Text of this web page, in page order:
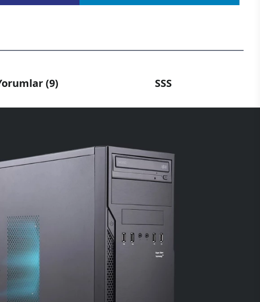
(9) SSS